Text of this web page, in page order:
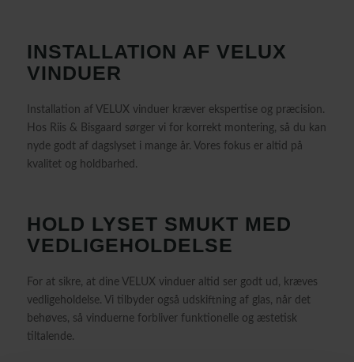
INSTALLATION AF VELUX
VINDUER
Installation af VELUX vinduer kræver ekspertise og præcision.
Hos Riis & Bisgaard sørger vi for korrekt montering, så du kan
nyde godt af dagslyset i mange år. Vores fokus er altid på
kvalitet og holdbarhed.
HOLD LYSET SMUKT MED
VEDLIGEHOLDELSE
For at sikre, at dine VELUX vinduer altid ser godt ud, kræves
vedligeholdelse. Vi tilbyder også udskiftning af glas, når det
behøves, så vinduerne forbliver funktionelle og æstetisk
tiltalende.